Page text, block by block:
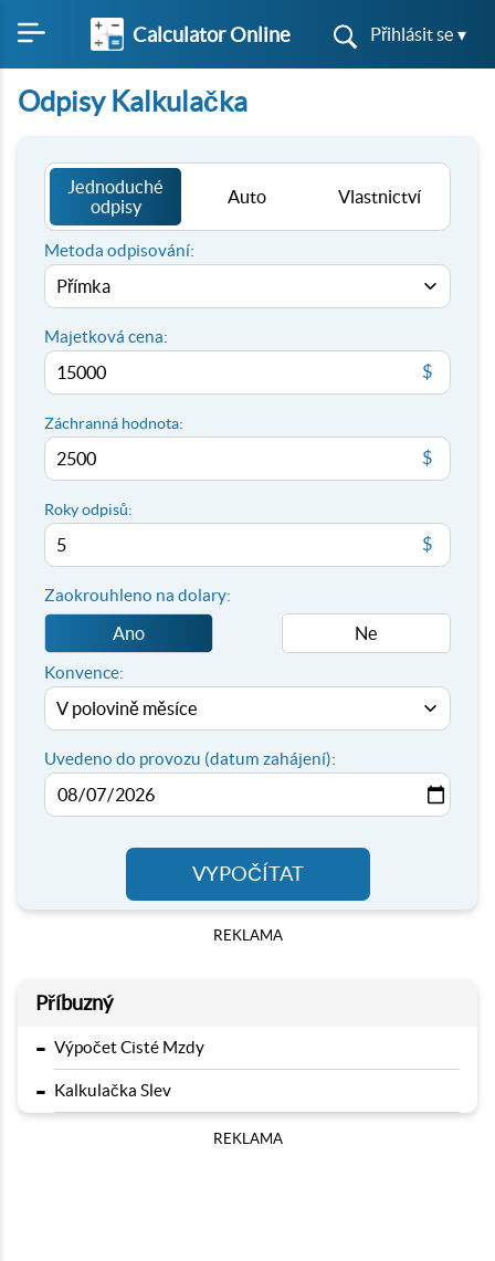
Calculator Online Přihlásit se ▾
Odpisy Kalkulačka
Jednoduché
odpisy
Auto Vlastnictví
Metoda odpisování:
Majetková cena:
$
Záchranná hodnota:
$
Roky odpisů:
$
Zaokrouhleno na dolary:
Ano Ne
Konvence:
Uvedeno do provozu (datum zahájení):
VYPOČÍTAT
REKLAMA
Příbuzný
- Výpočet Cisté Mzdy
- Kalkulačka Slev
REKLAMA